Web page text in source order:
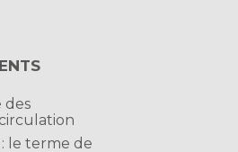
des
le terme de